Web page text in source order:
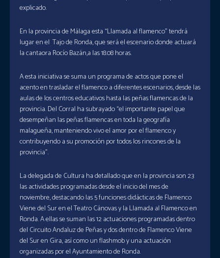
explicado.
En la provincia de Málaga esta “Llamada al flamenco” tendrá
lugar en el Tajo de Ronda, que será el escenario donde actuará
la cantaora Rocío Bazán,a las 18.08 horas.
A esta iniciativa se suma un programa de actos que pone el
acento en trasladar el flamenco a diferentes escenarios, desde las
aulas de los centros educativos hasta las peñas flamencas de la
provincia. Del Corral ha subrayado “el importante papel que
desempeñan las peñas flamencas en toda la geografía
malagueña, manteniendo vivo el amor por el flamenco y
contribuyendo a su promoción por todos los rincones de la
provincia”.
La delegada de Cultura ha detallado que en la provincia son 23
las actividades programadas desde el inicio del mes de
noviembre, destacando las 5 funciones didácticas de Flamenco
Viene del Sur en el Teatro Cánovas y la Llamada al Flamenco en
Ronda. A ellas se suman las 12 actuaciones programadas dentro
del Circuito Andaluz de Peñas y dos dentro de Flamenco Viene
del Sur en Gira, así como un flashmob y una actuación
organizadas por el Ayuntamiento de Ronda.